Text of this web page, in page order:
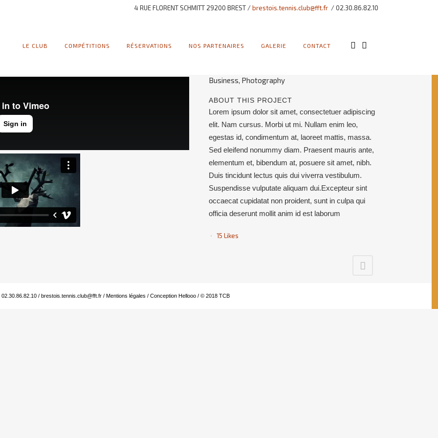
4 RUE FLORENT SCHMITT 29200 BREST /brestois.tennis.club@fft.fr / 02.30.86.82.10
LE CLUB COMPÉTITIONS RÉSERVATIONS NOS PARTENAIRES GALERIE CONTACT
CUSTOM FIELD
20 November
Business, Photography
ABOUT THIS PROJECT
Lorem ipsum dolor sit amet, consectetuer adipiscing
elit. Nam cursus. Morbi ut mi. Nullam enim leo,
egestas id, condimentum at, laoreet mattis, massa.
Sed eleifend nonummy diam. Praesent mauris ante,
elementum et, bibendum at, posuere sit amet, nibh.
Duis tincidunt lectus quis dui viverra vestibulum.
Suspendisse vulputate aliquam dui.Excepteur sint
occaecat cupidatat non proident, sunt in culpa qui
officia deserunt mollit anim id est laborum
15 Likes
02.30.86.82.10 / brestois.tennis.club@fft.fr /Mentions légales / Conception Hellooo/ © 2018 TCB